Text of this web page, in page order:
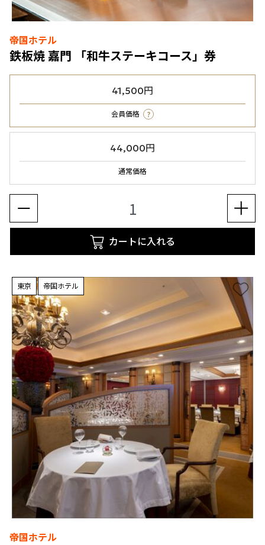
帝国ホテル
鉄板焼 嘉門 「和牛ステーキコース」券
41,500円
会員価格 ?
44,000円
通常価格
カートに入れる
東京 帝国ホテル
帝国ホテル